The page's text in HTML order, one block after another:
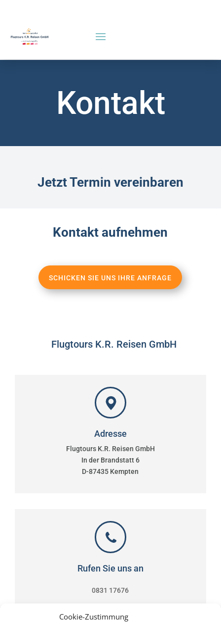
Cookie-Zustimmung
Kontakt
Jetzt Termin vereinbaren
Kontakt aufnehmen
SCHICKEN SIE UNS IHRE ANFRAGE
Flugtours K.R. Reisen GmbH
Adresse
Flugtours K.R. Reisen GmbH
In der Brandstatt 6
D-87435 Kempten
Rufen Sie uns an
0831 17676